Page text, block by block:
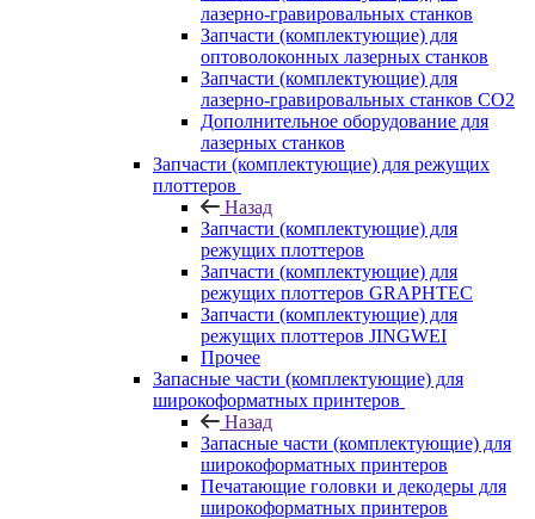
лазерно-гравировальных станков
Запчасти (комплектующие) для
оптоволоконных лазерных станков
Запчасти (комплектующие) для
лазерно-гравировальных станков CO2
Дополнительное оборудование для
лазерных станков
Запчасти (комплектующие) для режущих
плоттеров
Назад
Запчасти (комплектующие) для
режущих плоттеров
Запчасти (комплектующие) для
режущих плоттеров GRAPHTEC
Запчасти (комплектующие) для
режущих плоттеров JINGWEI
Прочее
Запасные части (комплектующие) для
широкоформатных принтеров
Назад
Запасные части (комплектующие) для
широкоформатных принтеров
Печатающие головки и декодеры для
широкоформатных принтеров